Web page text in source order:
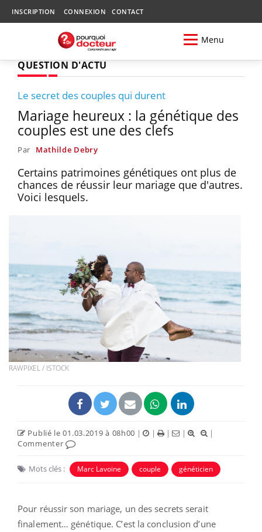
INSCRIPTION CONNEXION CONTACT
Menu
QUESTION D'ACTU
Le secret des couples qui durent
Mariage heureux : la génétique des
couples est une des clefs
Par Mathilde Debry
Certains patrimoines génétiques ont plus de
chances de réussir leur mariage que d'autres.
Voici lesquels.
RAWPIXEL / ISTOCK
Publié le 01.03.2019 à 08h00 | | | |
|
Commenter
Mots clés : Marc Lavoine couple généticien
Pour réussir son mariage, un des secrets serait
finalement… génétique. C’est la conclusion d’une